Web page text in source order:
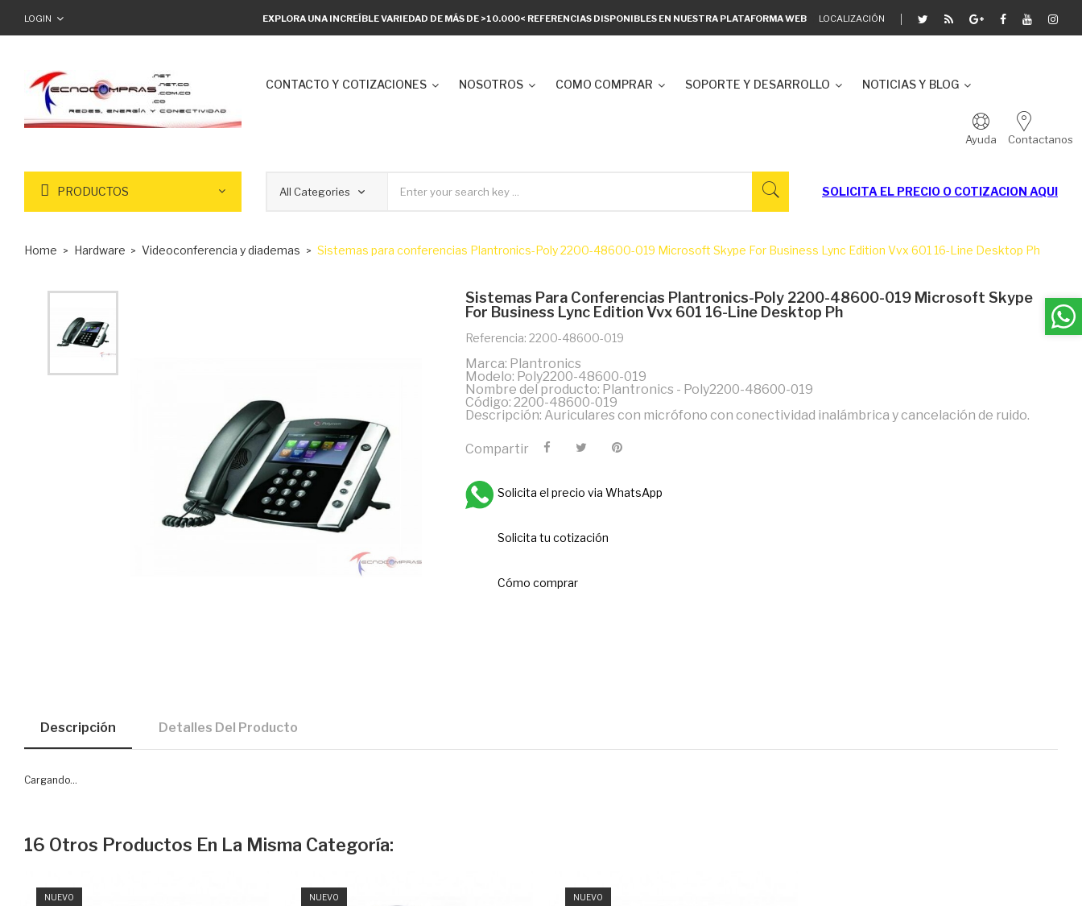
EXPLORA UNA INCREÍBLE VARIEDAD DE MÁS DE >10.000< REFERENCIAS DISPONIBLES EN NUESTRA PLATAFORMA WEB LOCALIZACIÓN
LOGIN
CONTACTO Y COTIZACIONES NOSOTROS COMO COMPRAR SOPORTE Y DESARROLLO NOTICIAS Y BLOG
Ayuda Contactanos
PRODUCTOS SOLICITA EL PRECIO O COTIZACION AQUI
Home Hardware Videoconferencia y diademas Sistemas para conferencias Plantronics-Poly 2200-48600-019 Microsoft Skype For Business Lync Edition Vvx 601 16-Line Desktop Ph
Sistemas Para Conferencias Plantronics-Poly 2200-48600-019 Microsoft Skype
For Business Lync Edition Vvx 601 16-Line Desktop Ph
Referencia: 2200-48600-019
Marca: Plantronics
Modelo: Poly2200-48600-019
Nombre del producto: Plantronics - Poly2200-48600-019
Código: 2200-48600-019
Descripción: Auriculares con micrófono con conectividad inalámbrica y cancelación de ruido.
Compartir
Solicita el precio via WhatsApp
Solicita tu cotización
Cómo comprar
Descripción Detalles Del Producto
Cargando...
16 Otros Productos En La Misma Categoría:
NUEVO NUEVO NUEVO